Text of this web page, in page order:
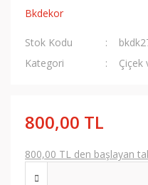
Bkdekor
Stok Kodu
Kategori
Çiçek
800,00 TL
800,00 TL den başlayan